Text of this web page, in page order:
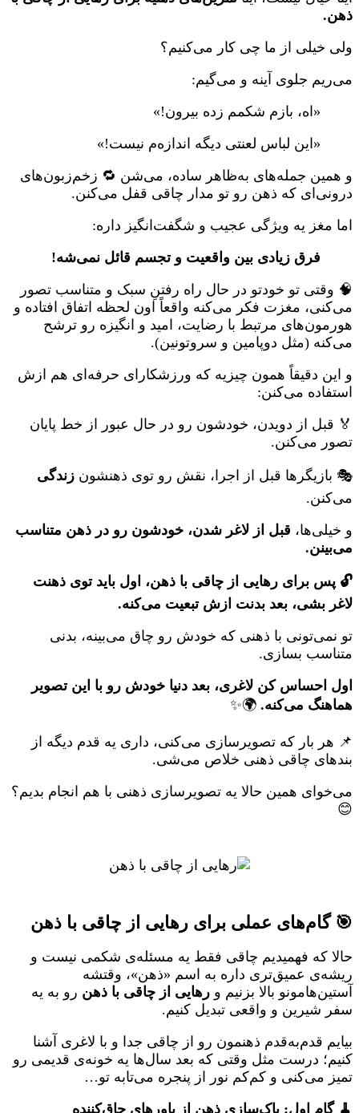
ذهن.
ولی خیلی از ما چی کار می‌کنیم؟
می‌ریم جلوی آینه و می‌گیم:
«اه، بازم شکمم زده بیرون!»
«این لباس لعنتی دیگه اندازه‌م نیست!»
و همین جمله‌های به‌ظاهر ساده، می‌شن 🔁 زخم‌زبون‌های
درونی‌ای که ذهن رو تو مدار چاقی قفل می‌کنن.
اما مغز یه ویژگی عجیب و شگفت‌انگیز داره:
فرق زیادی بین واقعیت و تجسم قائل نمی‌شه!
🧠 وقتی تو خودتو در حال راه رفتنِ سبک و متناسب تصور
می‌کنی، مغزت فکر می‌کنه واقعاً اون لحظه اتفاق افتاده و
هورمون‌های مرتبط با رضایت، امید و انگیزه رو ترشح
می‌کنه (مثل دوپامین و سروتونین).
و این دقیقاً همون چیزیه که ورزشکارای حرفه‌ای هم ازش
استفاده می‌کنن:
🏅 قبل از دویدن، خودشون رو در حال عبور از خط پایان
تصور می‌کنن.
🎭 بازیگرها قبل از اجرا، نقش رو توی ذهنشون زندگی
می‌کنن.
و خیلی‌ها، قبل از لاغر شدن، خودشون رو در ذهن متناسب
می‌بینن.
🔓 پس برای رهایی از چاقی با ذهن، اول باید توی ذهنت
لاغر بشی، بعد بدنت ازش تبعیت می‌کنه.
تو نمی‌تونی با ذهنی که خودش رو چاق می‌بینه، بدنی
متناسب بسازی.
اول احساس کن لاغری، بعد دنیا خودش رو با این تصویر
هماهنگ می‌کنه. 🌍✨
📌 هر بار که تصویرسازی می‌کنی، داری یه قدم دیگه از
بندهای چاقی ذهنی خلاص می‌شی.
می‌خوای همین حالا یه تصویرسازی ذهنی با هم انجام بدیم؟
😊
🎯 گام‌های عملی برای رهایی از چاقی با ذهن
حالا که فهمیدیم چاقی فقط یه مسئله‌ی شکمی نیست و
ریشه‌ی عمیق‌تری داره به اسم «ذهن»، وقتشه
آستین‌هامونو بالا بزنیم و رهایی از چاقی با ذهن رو به یه
سفر شیرین و واقعی تبدیل کنیم.
بیایم قدم‌به‌قدم ذهنمون رو از چاقی جدا و با لاغری آشنا
کنیم؛ درست مثل وقتی که بعد سال‌ها یه خونه‌ی قدیمی رو
تمیز می‌کنی و کم‌کم نور از پنجره می‌تابه تو…
🧹 گام اول: پاک‌سازی ذهن از باورهای چاق‌کننده